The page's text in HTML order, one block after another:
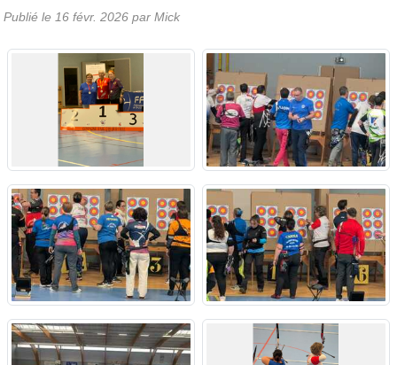
Publié le 16 févr. 2026 par Mick